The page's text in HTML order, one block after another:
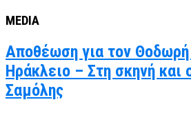
MEDIA
Αποθέωση για τον
Ηράκλειο – Στη σκηνή και
Σαμόλης